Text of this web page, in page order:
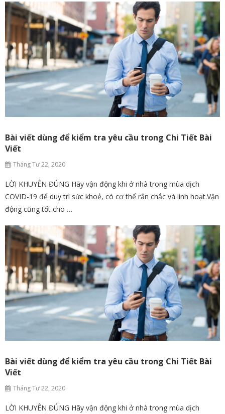
Bài viết dùng để kiểm tra yêu cầu trong Chi Tiết Bài
Viết
Tháng Tư 22, 2020
LỜI KHUYÊN ĐÚNG Hãy vận động khi ở nhà trong mùa dịch
COVID-19 để duy trì sức khoẻ, có cơ thể rắn chắc và linh hoạt.Vận
động cũng tốt cho …
Bài viết dùng để kiểm tra yêu cầu trong Chi Tiết Bài
Viết
Tháng Tư 22, 2020
LỜI KHUYÊN ĐÚNG Hãy vận động khi ở nhà trong mùa dịch